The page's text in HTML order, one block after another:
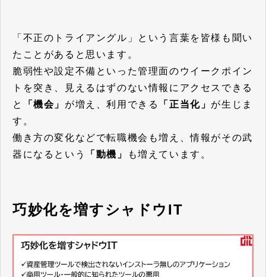
「不正のトライアングル」という言葉を皆様も聞い
たことがあると思います。
脆弱性や設定不備といった管理面のウイークポイン
トを突き、見えるはずのない情報にアクセスできる
と
「機会」 が増え、利用できる 「正当化」 が生じま
す。
働き方の変化などで転職機会も増え、情報がその武
器になるという
「動機」 も増えています。
巧妙化を増すシャドウIT